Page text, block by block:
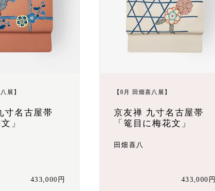
展】
寸名古屋帯
」
433,000円
【8月 田畑喜八展】
京友禅 九寸名古屋帯
「篭目に梅花文」
田畑喜八
433,000円